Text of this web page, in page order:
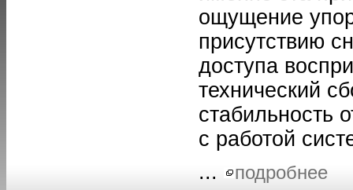
ощущение
присутствию
доступа
технический
стабильность
с работой
...
подробнее